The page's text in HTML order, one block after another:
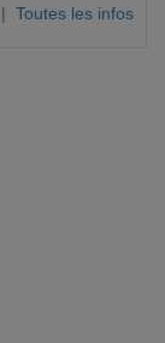
| Toutes les infos